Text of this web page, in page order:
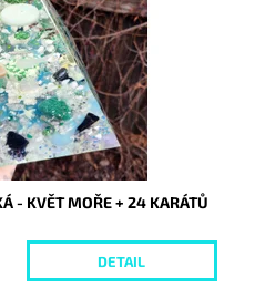
- KVĚT MOŘE + 24 KARÁTŮ
DETAIL